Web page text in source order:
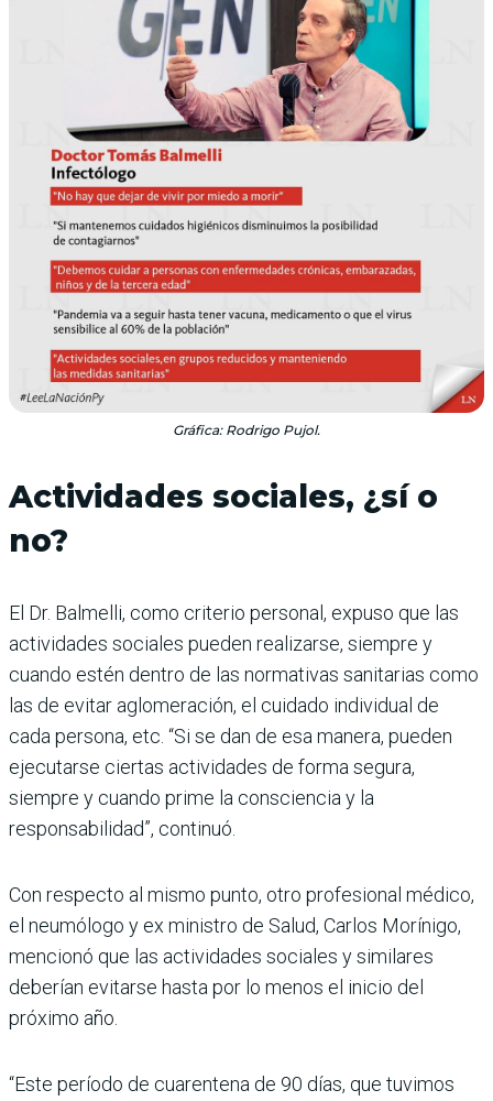
Gráfica: Rodrigo Pujol.
Actividades sociales, ¿sí o
no?
El Dr. Balmelli, como criterio personal, expuso que las
actividades sociales pueden realizarse, siempre y
cuando estén dentro de las normativas sanitarias como
las de evitar aglomeración, el cuidado individual de
cada persona, etc. “Si se dan de esa manera, pueden
ejecutarse ciertas actividades de forma segura,
siempre y cuando prime la consciencia y la
responsabilidad”, continuó.
Con respecto al mismo punto, otro profesional médico,
el neumólogo y ex ministro de Salud, Carlos Morínigo,
mencionó que las actividades sociales y similares
deberían evitarse hasta por lo menos el inicio del
próximo año.
“Este período de cuarentena de 90 días, que tuvimos